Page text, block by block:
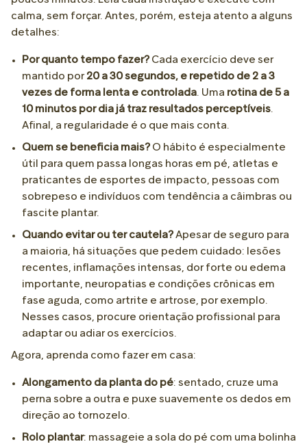
calma, sem forçar. Antes, porém, esteja atento a alguns
detalhes:
Por quanto tempo fazer?Cada exercício deve ser
mantido por 20 a 30 segundos, e repetido de 2 a 3
vezes de forma lenta e controlada. Uma rotina de 5 a
10 minutos por dia já traz resultados perceptíveis.
Afinal, a regularidade é o que mais conta.
Quem se beneficia mais?O hábito é especialmente
útil para quem passa longas horas em pé, atletas e
praticantes de esportes de impacto, pessoas com
sobrepeso e indivíduos com tendência a câimbras ou
fascite plantar.
Quando evitar ou ter cautela?Apesar de seguro para
a maioria, há situações que pedem cuidado: lesões
recentes, inflamações intensas, dor forte ou edema
importante, neuropatias e condições crônicas em
fase aguda, como artrite e artrose, por exemplo.
Nesses casos, procure orientação profissional para
adaptar ou adiar os exercícios.
Agora, aprenda como fazer em casa:
Alongamento da planta do pé: sentado, cruze uma
perna sobre a outra e puxe suavemente os dedos em
direção ao tornozelo.
Rolo plantar: massageie a sola do pé com uma bolinha